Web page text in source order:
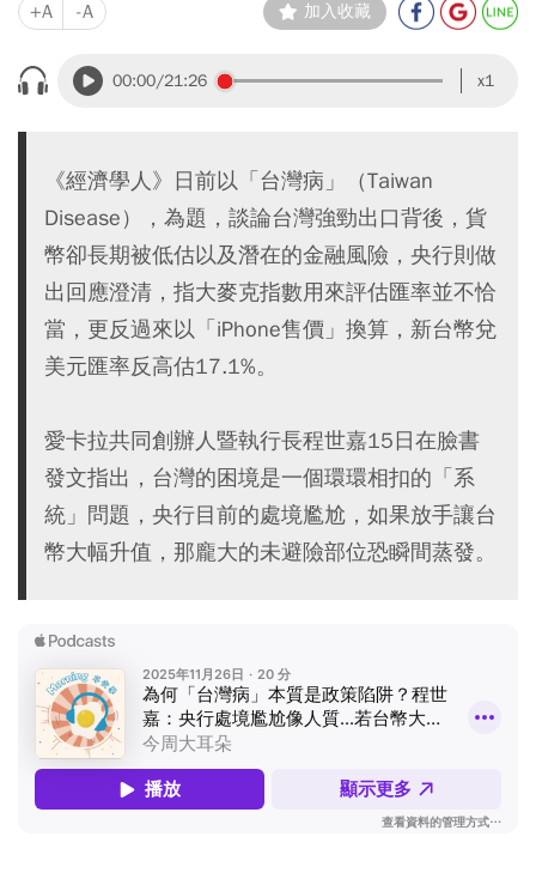
+A -A 加入收藏
00:00/21:26 x1
《經濟學人》日前以「台灣病」（Taiwan
Disease），為題，談論台灣強勁出口背後，貨
幣卻長期被低估以及潛在的金融風險，央行則做
出回應澄清，指大麥克指數用來評估匯率並不恰
當，更反過來以「iPhone售價」換算，新台幣兌
美元匯率反高估17.1%。
愛卡拉共同創辦人暨執行長程世嘉15日在臉書
發文指出，台灣的困境是一個環環相扣的「系
統」問題，央行目前的處境尷尬，如果放手讓台
幣大幅升值，那龐大的未避險部位恐瞬間蒸發。